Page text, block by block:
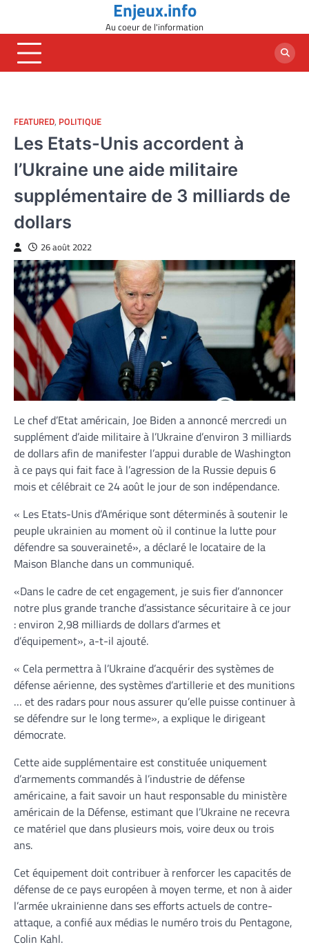
content
Enjeux.info
Au coeur de l'information
FEATURED, POLITIQUE
Les Etats-Unis accordent à
l’Ukraine une aide militaire
supplémentaire de 3 milliards de
dollars
26 août 2022
Le chef d’Etat américain, Joe Biden a annoncé mercredi un
supplément d’aide militaire à l’Ukraine d’environ 3 milliards
de dollars afin de manifester l’appui durable de Washington
à ce pays qui fait face à l’agression de la Russie depuis 6
mois et célébrait ce 24 août le jour de son indépendance.
« Les Etats-Unis d’Amérique sont déterminés à soutenir le
peuple ukrainien au moment où il continue la lutte pour
défendre sa souveraineté», a déclaré le locataire de la
Maison Blanche dans un communiqué.
«Dans le cadre de cet engagement, je suis fier d’annoncer
notre plus grande tranche d’assistance sécuritaire à ce jour
: environ 2,98 milliards de dollars d’armes et
d’équipement», a-t-il ajouté.
« Cela permettra à l’Ukraine d’acquérir des systèmes de
défense aérienne, des systèmes d’artillerie et des munitions
… et des radars pour nous assurer qu’elle puisse continuer à
se défendre sur le long terme», a explique le dirigeant
démocrate.
Cette aide supplémentaire est constituée uniquement
d’armements commandés à l’industrie de défense
américaine, a fait savoir un haut responsable du ministère
américain de la Défense, estimant que l’Ukraine ne recevra
ce matériel que dans plusieurs mois, voire deux ou trois
ans.
Cet équipement doit contribuer à renforcer les capacités de
défense de ce pays européen à moyen terme, et non à aider
l’armée ukrainienne dans ses efforts actuels de contre-
attaque, a confié aux médias le numéro trois du Pentagone,
Colin Kahl.